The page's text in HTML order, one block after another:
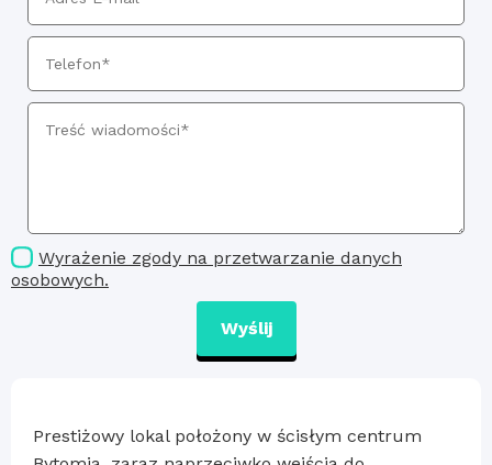
Wyrażenie zgody na przetwarzanie danych
osobowych.
Wyślij
Prestiżowy lokal położony w ścisłym centrum